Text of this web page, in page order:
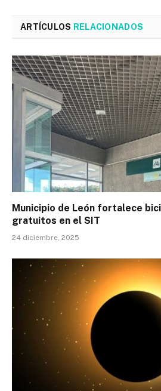
ARTÍCULOS RELACIONADOS
Municipio de León fortalece
gratuitos en el SIT
24 diciembre, 2025